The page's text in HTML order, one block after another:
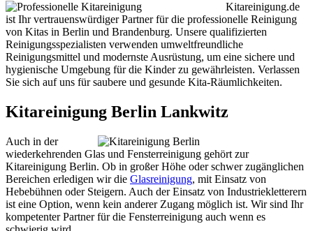
Kitareinigung.de
ist Ihr vertrauenswürdiger Partner für die professionelle Reinigung
von Kitas in Berlin und Brandenburg. Unsere qualifizierten
Reinigungsspezialisten verwenden umweltfreundliche
Reinigungsmittel und modernste Ausrüstung, um eine sichere und
hygienische Umgebung für die Kinder zu gewährleisten. Verlassen
Sie sich auf uns für saubere und gesunde Kita-Räumlichkeiten.
Kitareinigung Berlin Lankwitz
Auch in der
wiederkehrenden Glas und Fensterreinigung gehört zur
Kitareinigung Berlin. Ob in großer Höhe oder schwer zugänglichen
Bereichen erledigen wir die Glasreinigung, mit Einsatz von
Hebebühnen oder Steigern. Auch der Einsatz von Industriekletterern
ist eine Option, wenn kein anderer Zugang möglich ist. Wir sind Ihr
kompetenter Partner für die Fensterreinigung auch wenn es